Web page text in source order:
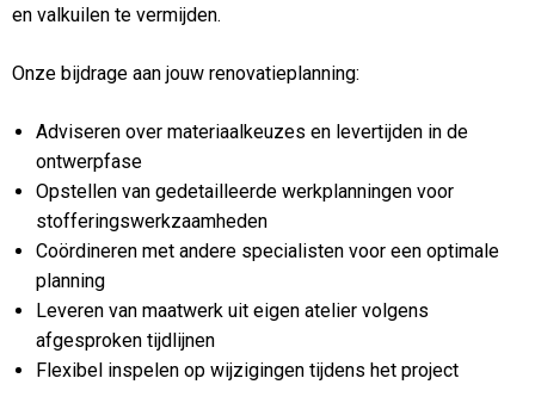
en valkuilen te vermijden.
Onze bijdrage aan jouw renovatieplanning:
Adviseren over materiaalkeuzes en levertijden in de
ontwerpfase
Opstellen van gedetailleerde werkplanningen voor
stofferingswerkzaamheden
Coördineren met andere specialisten voor een optimale
planning
Leveren van maatwerk uit eigen atelier volgens
afgesproken tijdlijnen
Flexibel inspelen op wijzigingen tijdens het project